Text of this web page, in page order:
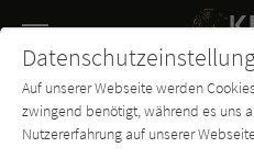
SUCHE
Buch-
Entdecker
Auf unserer Webseite werden
zwingend benötigt, während es uns
Nutzererfahrung auf unserer